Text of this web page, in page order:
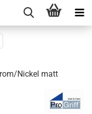
Ni­ckel matt